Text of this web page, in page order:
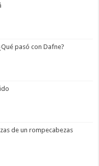
pasó con Dafne?
de un rompecabezas